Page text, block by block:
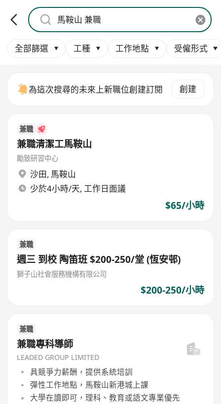
全部篩選 工種 工作地點 受僱形式
為這次搜尋的未來上新職位創建訂閱 創建
兼職
兼職清潔工馬鞍山
勵致研習中心
沙田, 馬鞍山
少於4小時/天, 工作日面議
$65/小時
兼職
週三 到校 陶笛班 $200-250/堂 (恆安邨)
獅子山社會服務機構有限公司
$200-250/小時
兼職
兼職專科導師
LEADED GROUP LIMITED
具競爭力薪酬，提供系統培訓
彈性工作地點，馬鞍山新港城上課
大學在讀即可，理科、教育或語文專業優先